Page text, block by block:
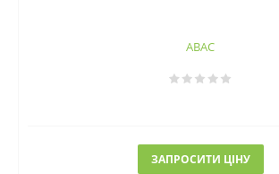
ABAC
ЗАПРОСИТИ ЦІНУ